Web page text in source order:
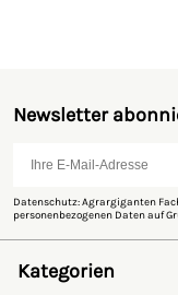
Newsletter
Datenschutz: Agrargiganten
personenbezogenen Daten auf
Kategorien